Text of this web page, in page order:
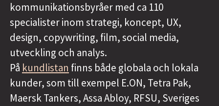
kommunikationsbyråer med ca 110
specialister inom strategi, koncept, UX,
design, copywriting, film, social media,
utveckling och analys.
På kundlistan finns både globala och lokala
kunder, som till exempel E.ON, Tetra Pak,
Maersk Tankers, Assa Abloy, RFSU, Sveriges